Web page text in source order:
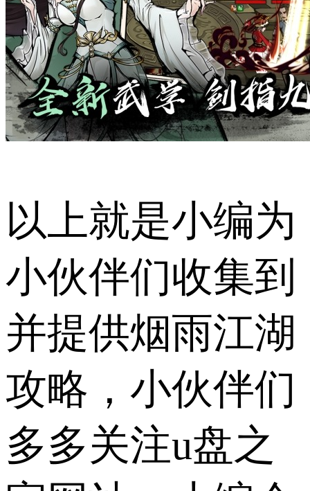
以上就是小编为
小伙伴们收集到
并提供烟雨江湖
攻略，小伙伴们
多多关注u盘之